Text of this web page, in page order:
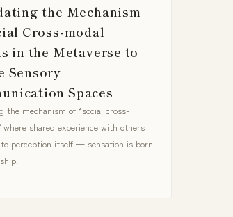
the Mechanism
Cross-modal
in the Metaverse to
Sensory
Spaces
the mechanism of “social cross-
where shared experience with others
perception itself — sensation is born